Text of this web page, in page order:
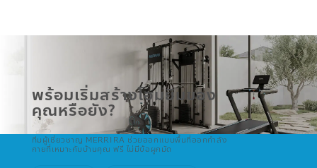
พร้อมเริ่มสร้างโฮมยิมของ
คุณหรือยัง?
ทีมผู้เชี่ยวชาญ MERRIRA ช่วยออกแบบพื้นที่ออกกำลัง
กายที่เหมาะกับบ้านคุณ ฟรี ไม่มีข้อผูกมัด